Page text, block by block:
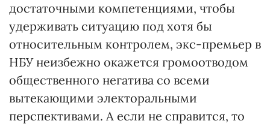
достаточными компетенциями, чтобы
удерживать ситуацию под хотя бы
относительным контролем, экс-премьер в
НБУ неизбежно окажется громоотводом
общественного негатива со всеми
вытекающими электоральными
перспективами. А если не справится, то